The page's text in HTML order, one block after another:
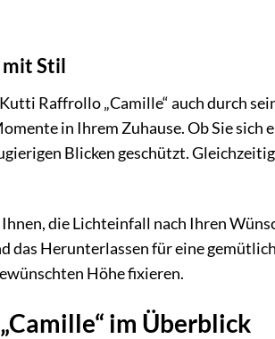
Stil
Raffrollo „Camille“ auch durch
in Ihrem Zuhause. Ob Sie sich
Blicken geschützt.
die Lichteinfall nach Ihren
das Herunterlassen für eine
Höhe fixieren.
im Überblick